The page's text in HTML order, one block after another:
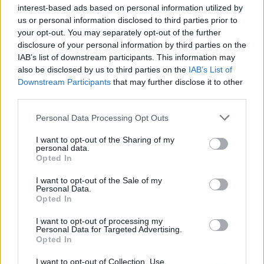
interest-based ads based on personal information utilized by
us or personal information disclosed to third parties prior to
your opt-out. You may separately opt-out of the further
disclosure of your personal information by third parties on the
IAB’s list of downstream participants. This information may
also be disclosed by us to third parties on the IAB’s List of
Downstream Participants that may further disclose it to other
Personal Data Processing Opt Outs
I want to opt-out of the Sharing of my
personal data.
Opted In
I want to opt-out of the Sale of my
Personal Data.
Opted In
I want to opt-out of processing my
Personal Data for Targeted Advertising.
Opted In
I want to opt-out of Collection, Use,
Официјално: Винисиус во Реал
Мадрид до 2032! (ФОТО)
НАЈЧИТАНИ ВО ПОСЛЕДНИ 7 ДЕНА
ИСТОРИСКО ОБЕДИНУВАЊЕ НА
МАКЕДОНЦИТЕ ВО СРБИЈА:
ФОРМИРАН МАКЕДОНСКИОТ
СЛУШАМ, САКААТ ДА СЕ СУДИ
ЗА ВОЕНИТЕ ЗЛОСТРОСТВА НА
ОСЛОБОДИМЕ- Скандалозна
објава на вицепремиерот на
ТЕМПЕРАТУРАТА ВО СРЕДА ЌЕ